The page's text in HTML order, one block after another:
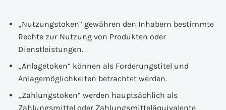
„Nutzungstoken“ gewähren den Inhabern bestimmte
Rechte zur Nutzung von Produkten oder
Dienstleistungen.
„Anlagetoken“ können als Forderungstitel und
Anlagemöglichkeiten betrachtet werden.
„Zahlungstoken“ werden hauptsächlich als
Zahlungsmittel oder Zahlungsmitteläquivalente